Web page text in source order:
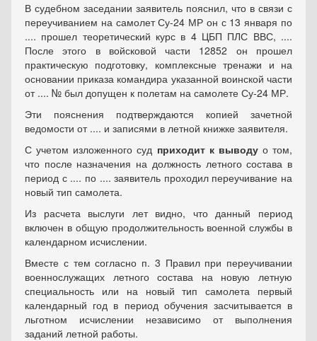
В судебном заседании заявитель пояснил, что в связи с
переучиванием на самолет Су-24 МР он с 13 января по
.... прошел теоретический курс в 4 ЦБП ПЛС ВВС, ....
После этого в войсковой части 12852 он прошел
практическую подготовку, комплексные тренажи и на
основании приказа командира указанной воинской части
от .... № был допущен к полетам на самолете Су-24 МР.
Эти пояснения подтверждаются копией зачетной
ведомости от .... и записями в летной книжке заявителя.
С учетом изложенного суд приходит к выводуо том,
что после назначения на должность летного состава в
период с .... по .... заявитель проходил переучивание на
новый тип самолета.
Из расчета выслуги лет видно, что данный период
включен в общую продолжительность военной службы в
календарном исчислении.
Вместе с тем согласно п. 3 Правил при переучивании
военнослужащих летного состава на новую летную
специальность или на новый тип самолета первый
календарный год в период обучения засчитывается в
льготном исчислении независимо от выполнения
заданий летной работы.